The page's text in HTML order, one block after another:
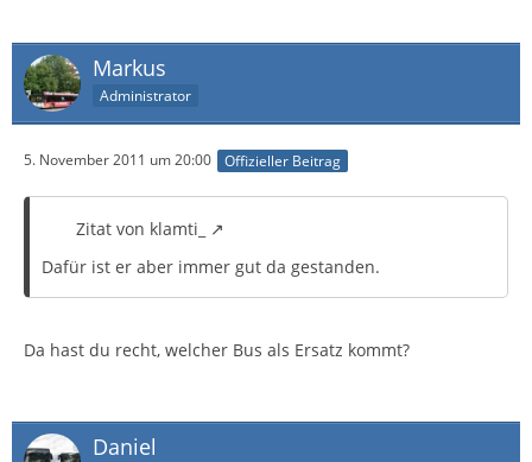
Markus
Administrator
5. November 2011 um 20:00 Offizieller Beitrag
Zitat von klamti_
Dafür ist er aber immer gut da gestanden.
Da hast du recht, welcher Bus als Ersatz kommt?
Daniel